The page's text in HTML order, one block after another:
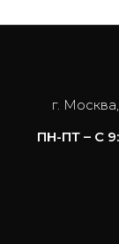
г.
ПН-ПТ – С